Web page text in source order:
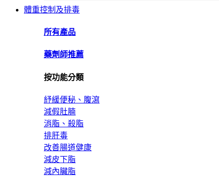
體重控制及排毒
所有產品
藥劑師推薦
按功能分類
紓緩便秘、腹瀉
減假肚腩
消脂、殺脂
排肝毒
改善腸道健康
減皮下脂
減內臟脂